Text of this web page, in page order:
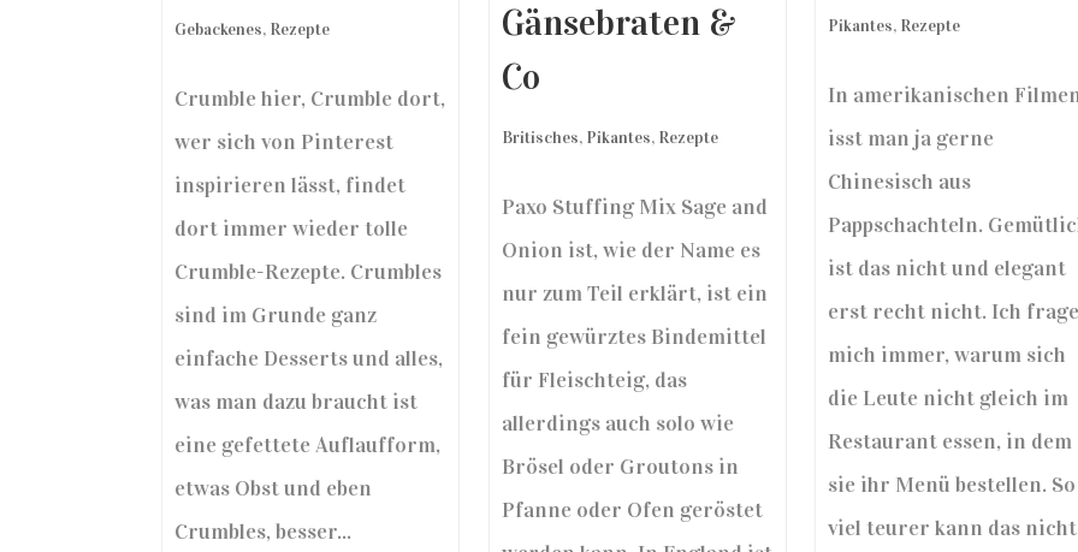
Gebackenes, Rezepte
Crumble hier, Crumble dort,
wer sich von Pinterest
inspirieren lässt, findet
dort immer wieder tolle
Crumble-Rezepte. Crumbles
sind im Grunde ganz
einfache Desserts und alles,
was man dazu braucht ist
eine gefettete Auflaufform,
etwas Obst und eben
Crumbles, besser...
Gänsebraten &
Co
Britisches, Pikantes, Rezepte
Paxo Stuffing Mix Sage and
Onion ist, wie der Name es
nur zum Teil erklärt, ist ein
fein gewürztes Bindemittel
für Fleischteig, das
allerdings auch solo wie
Brösel oder Groutons in
Pfanne oder Ofen geröstet
Pikantes, Rezepte
In amerikanischen
isst man ja gerne
Chinesisch aus
Pappschachteln.
ist das nicht und elegant
erst recht nicht. Ich frage
mich immer, warum sich
die Leute nicht gleich im
Restaurant essen, in dem
sie ihr Menü bestellen. So
viel teurer kann das